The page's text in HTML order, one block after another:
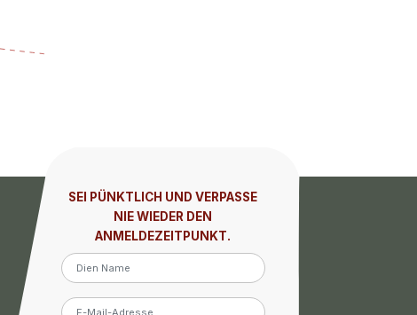
SEI PÜNKTLICH UND VERPASSE
NIE WIEDER DEN
ANMELDEZEITPUNKT.